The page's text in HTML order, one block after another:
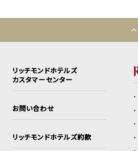
リッチモンドホテルズ
カスタマーセンター
お問い合わせ
リッチモンドホテルズ約款